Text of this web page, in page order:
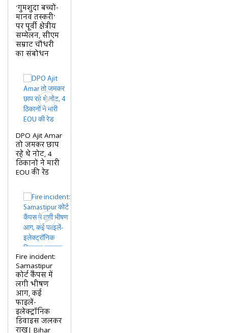
'गुमशुदा बच्चों-
मानव तस्करी'
पर पूर्वी क्षेत्रीय
सम्मेलन, सीएम
सम्राट चौधरी
का संबोधन
DPO Ajit Amar
तो जमकर छाप
रहे थे नोट, 4
ठिकानों ने मारी
EOU की रेड
Fire incident:
Samastipur
कोर्ट कैंपस में
लगी भीषण
आग, कई
फाइलें-
इलेक्ट्रॉनिक
डिवाइस जलकर
राख| Bihar